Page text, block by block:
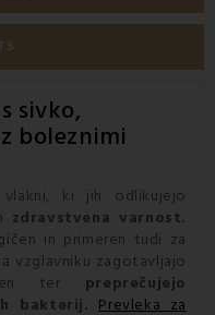
s sivko,
boleznimi
ki jih odlikujejo
zdravstvena varnost.
in primeren tudi za
vzglavniku zagotavljajo
ter preprečujejo
bakterij. Prevleka za